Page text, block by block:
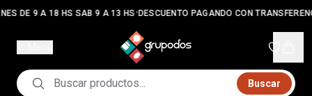
DE 9 A 18 HS SAB 9 A 13 HS•DESCUENTO PAGANDO CON
Buscar